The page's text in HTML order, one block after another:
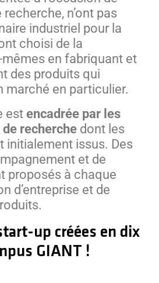
recherche, n’ont pas
industriel pour la
choisi de la
en fabriquant et
des produits qui
marché en particulier.
est encadrée par les
recherche dont les
initialement issus. Des
et de
proposés à chaque
d’entreprise et de
up créées en dix
GIANT !